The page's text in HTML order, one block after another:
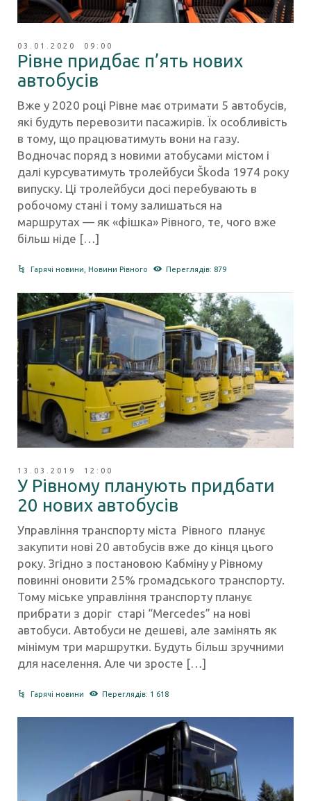
03.01.2020 09:00
Рівне придбає п’ять нових
автобусів
Вже у 2020 році Рівне має отримати 5 автобусів,
які будуть перевозити пасажирів. Їх особливість
в тому, що працюватимуть вони на газу.
Водночас поряд з новими атобусами містом і
далі курсуватимуть тролейбуси Škoda 1974 року
випуску. Ці тролейбуси досі перебувають в
робочому стані і тому залишаться на
маршрутах — як «фішка» Рівного, те, чого вже
більш ніде […]
Гарячі новини Новини Рівного Переглядів: 879
13.03.2019 12:00
У Рівному планують придбати
20 нових автобусів
Управління транспорту міста Рівного планує
закупити нові 20 автобусів вже до кінця цього
року. Згідно з постановою Кабміну у Рівному
повинні оновити 25% громадського транспорту.
Тому міське управління транспорту планує
прибрати з доріг старі “Mercedes” на нові
автобуси. Автобуси не дешеві, але замінять як
мінімум три маршрутки. Будуть більш зручними
для населення. Але чи зросте […]
Гарячі новини Переглядів: 1 618